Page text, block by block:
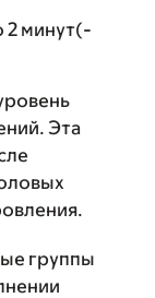
минут(-
Эта
группы